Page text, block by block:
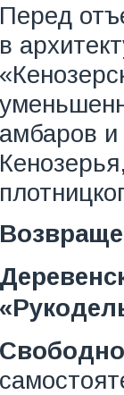
Перед
в
амбаров и